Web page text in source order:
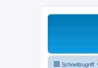
Schnellzugriff